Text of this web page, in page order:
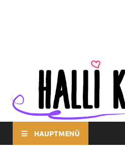
HAUPTMENÜ